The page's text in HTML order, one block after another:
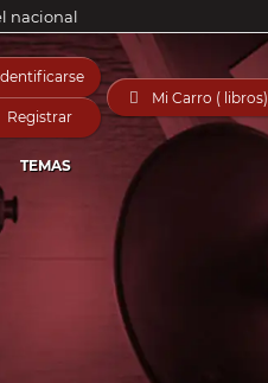
nacional
Registrar
 Mi Carro ( libros)
TEMAS